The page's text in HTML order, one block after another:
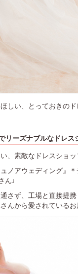
しい、とっておきの
リーズナブルなドレス
、素敵なドレスショ
ノアウェディング』
ん♩
さず、工場と直接提
んから愛されている